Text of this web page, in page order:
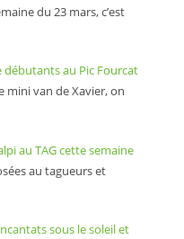
du 23 mars, c’est
débutants au Pic Fourcat
mini van de Xavier, on
au TAG cette semaine
au tagueurs et
sous le soleil et